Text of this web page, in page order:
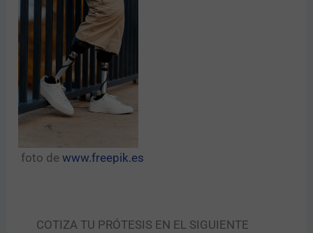
foto dewww.freepik.es
COTIZA TU PRÓTESIS EN EL SIGUIENTE